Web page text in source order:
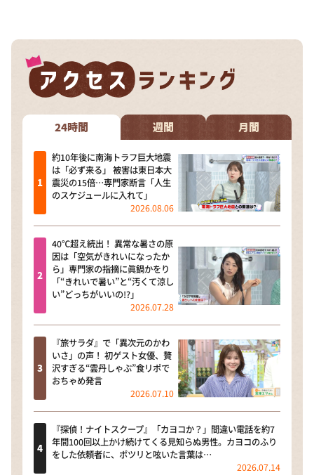
24時間 週間 月間
約10年後に南海トラフ巨大地震
は「必ず来る」 被害は東日本大
震災の15倍…専門家断言「人生
のスケジュールに入れて」
2026.08.06
40℃超え続出！ 異常な暑さの原
因は「空気がきれいになったか
ら」専門家の指摘に眞鍋かをり
「“きれいで暑い”と“汚くて涼し
い”どっちがいいの!?」
2026.07.28
『旅サラダ』で「異次元のかわ
いさ」の声！ 初ゲスト女優、贅
沢すぎる“雲丹しゃぶ”食リポで
おちゃめ発言
2026.07.10
『探偵！ナイトスクープ』「カヨコか？」間違い電話を約7
年間100回以上かけ続けてくる見知らぬ男性。カヨコのふり
をした依頼者に、ポツリと呟いた言葉は…
2026.07.14